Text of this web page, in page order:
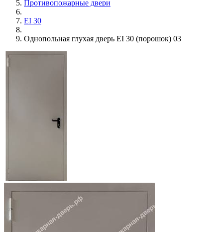
Противопожарные двери
EI 30
Однопольная глухая дверь EI 30 (порошок) 03